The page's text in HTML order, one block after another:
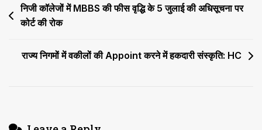
अभिरक्षा
Post
navigation
निजी कॉलेजों में MBBS की फीस वृद्धि के 5 जुलाई की अधिसूचना पर
कोर्ट की रोक
राज्य निगमों में वकीलों की Appoint करने में हकदारी संस्कृति: HC